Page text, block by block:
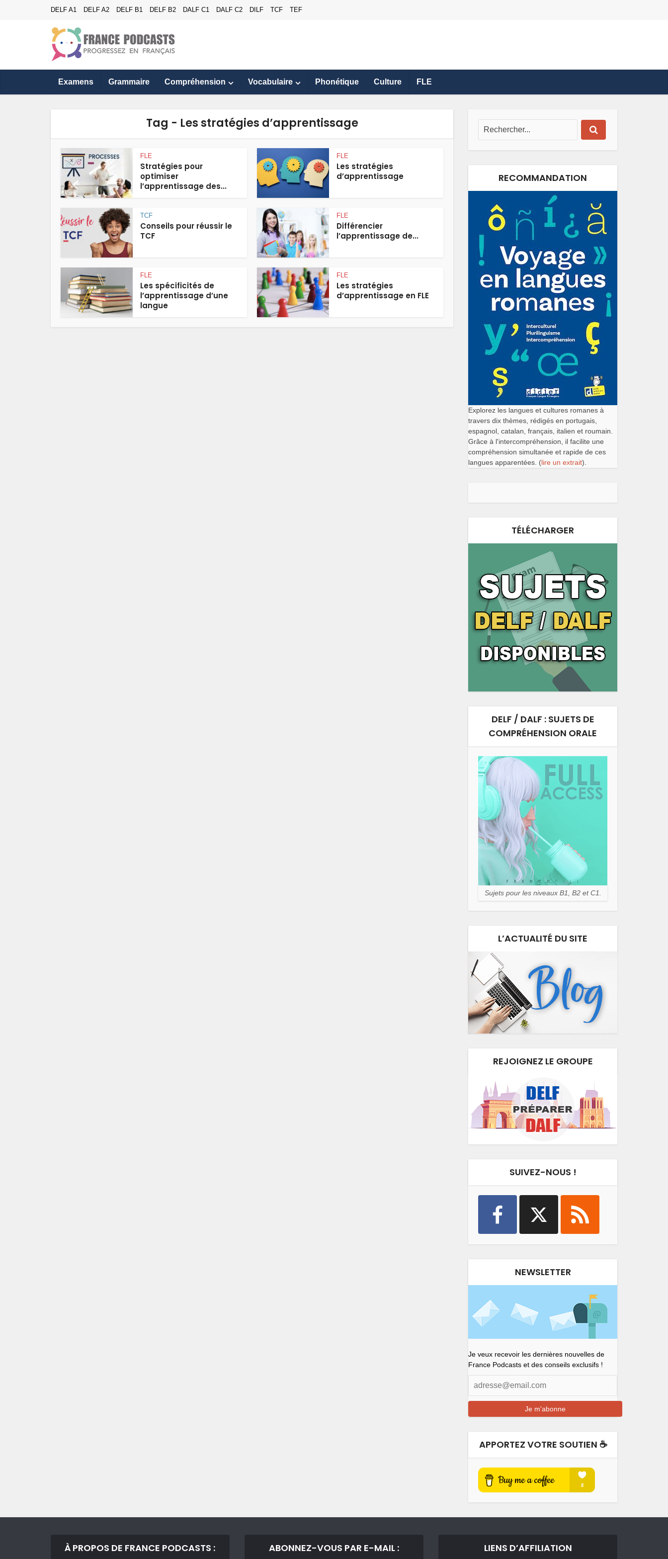
DELF A1 DELF A2 DELF B1 DELF B2 DALF C1 DALF C2 DILF TCF TEF
Examens Grammaire Compréhension Vocabulaire Phonétique Culture FLE
Tag - Les stratégies d’apprentissage
FLE
Stratégies pour
optimiser
l’apprentissage des...
FLE
Les stratégies
d’apprentissage
TCF
Conseils pour réussir le
TCF
FLE
Différencier
l’apprentissage de...
FLE
Les spécificités de
l’apprentissage d’une
langue
FLE
Les stratégies
d’apprentissage en FLE
RECOMMANDATION
Explorez les langues et cultures romanes à
travers dix thèmes, rédigés en portugais,
espagnol, catalan, français, italien et roumain.
Grâce à l'intercompréhension, il facilite une
compréhension simultanée et rapide de ces
langues apparentées. (lire un extrait).
TÉLÉCHARGER
DELF / DALF : SUJETS DE
COMPRÉHENSION ORALE
Sujets pour les niveaux B1, B2 et C1.
L’ACTUALITÉ DU SITE
REJOIGNEZ LE GROUPE
SUIVEZ-NOUS !
NEWSLETTER
Je veux recevoir les dernières nouvelles de
France Podcasts et des conseils exclusifs !
APPORTEZ VOTRE SOUTIEN ☕️
À PROPOS DE FRANCE PODCASTS : ABONNEZ-VOUS PAR E-MAIL : LIENS D’AFFILIATION